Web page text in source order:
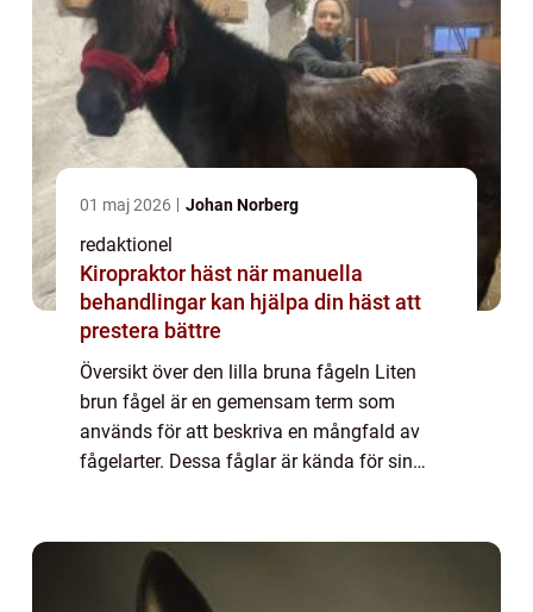
01 maj 2026 Johan Norberg
redaktionel
Kiropraktor häst när manuella
behandlingar kan hjälpa din häst att
prestera bättre
Översikt över den lilla bruna fågeln Liten
brun fågel är en gemensam term som
används för att beskriva en mångfald av
fågelarter. Dessa fåglar är kända för sin
vanliga före...